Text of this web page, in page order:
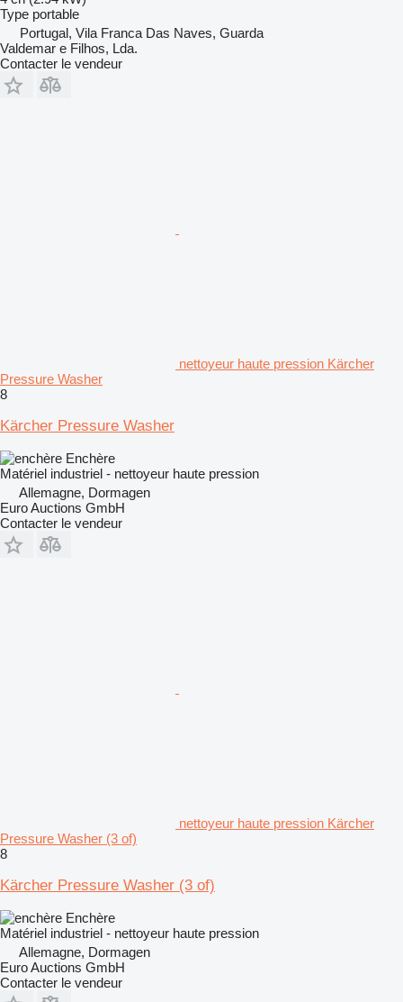
Type portable
Portugal, Vila Franca Das Naves, Guarda
Valdemar e Filhos, Lda.
Contacter le vendeur
nettoyeur haute pression Kärcher
Pressure Washer
8
Kärcher Pressure Washer
Enchère
Matériel industriel - nettoyeur haute pression
Allemagne, Dormagen
Euro Auctions GmbH
Contacter le vendeur
nettoyeur haute pression Kärcher
Pressure Washer (3 of)
8
Kärcher Pressure Washer (3 of)
Enchère
Matériel industriel - nettoyeur haute pression
Allemagne, Dormagen
Euro Auctions GmbH
Contacter le vendeur